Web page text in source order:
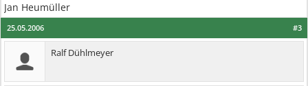
Jan Heumüller
#3
25.05.2006
Ralf Dühlmeyer